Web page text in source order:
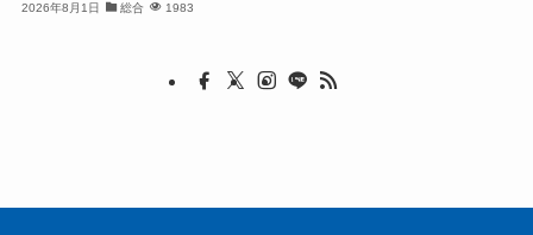
2026年8月1日 総合 1983